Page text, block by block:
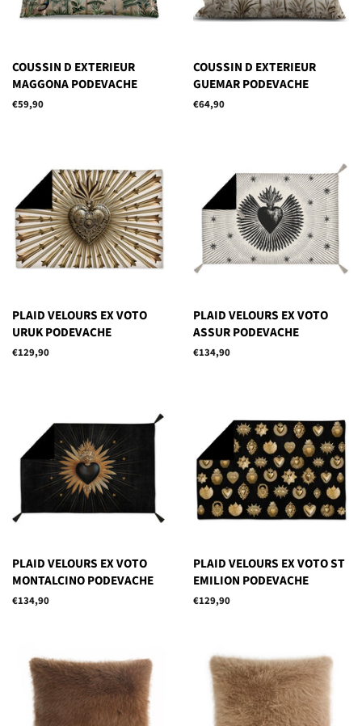
COUSSIN D EXTERIEUR
MAGGONA PODEVACHE
Prix
€59,90
COUSSIN D EXTERIEUR
GUEMAR PODEVACHE
Prix
€64,90
PLAID VELOURS EX VOTO
URUK PODEVACHE
Prix
€129,90
PLAID VELOURS EX VOTO
ASSUR PODEVACHE
Prix
€134,90
PLAID VELOURS EX VOTO
MONTALCINO PODEVACHE
Prix
€134,90
PLAID VELOURS EX VOTO ST
EMILION PODEVACHE
Prix
€129,90